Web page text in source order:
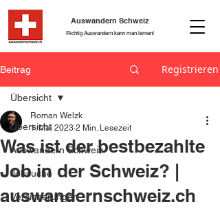
Richtig Auswandern kann man lernen!
Auswandern Schweiz
Beitrag Registrieren
Übersicht
Auswandern Schweiz
Jobsuche
Versicherungen
Übersicht
Was ist der bestbezahlte
Job in der Schweiz? |
auswandernschweiz.ch
Roman Welzk
1. Mai 2023 2 Min. Lesezeit